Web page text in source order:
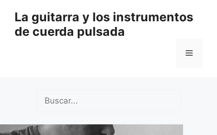
contenido
La guitarra y los instrumentos
de cuerda pulsada
Menú